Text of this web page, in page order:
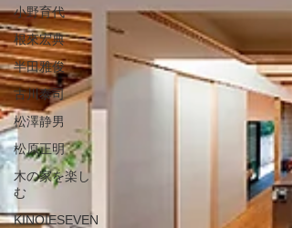
小野育代
根來宏典
半田雅俊
古川泰司
松澤静男
松原正明
木の家を楽し
む
KINOIESEVEN